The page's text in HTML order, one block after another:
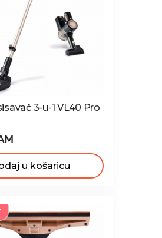
3-u-1 VL40 Pro
u košaricu